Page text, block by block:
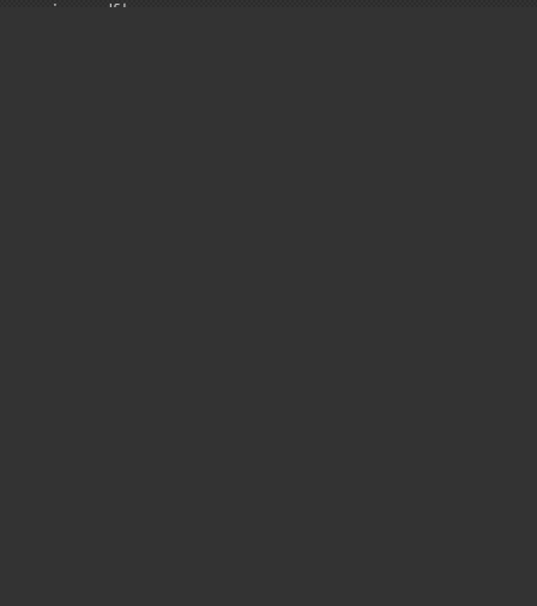
eio_​sendfile